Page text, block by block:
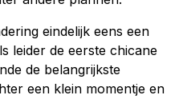
eindelijk eens een
leider de eerste chicane
de belangrijkste
een klein momentje en